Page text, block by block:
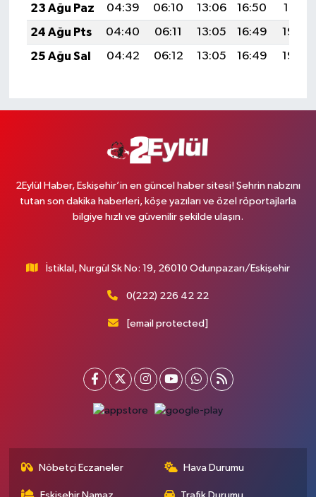
23 Ağu Paz
04:39 06:10 13:06 16:50
19:51
24 Ağu Pts
04:40 06:11 13:05 16:49
19:50
25 Ağu Sal
04:42 06:12 13:05 16:49 19:48
2Eylül Haber, Eskişehir’in en güncel haber sitesi! Şehrin nabzını
tutan son dakika haberleri, köşe yazıları ve özel röportajlarla
bilgiye hızlı ve güvenilir şekilde ulaşın.
İstiklal, Nurgül Sk No: 19, 26010 Odunpazarı/Eskişehir
0(222) 226 42 22
[email protected]
Nöbetçi Eczaneler Hava Durumu